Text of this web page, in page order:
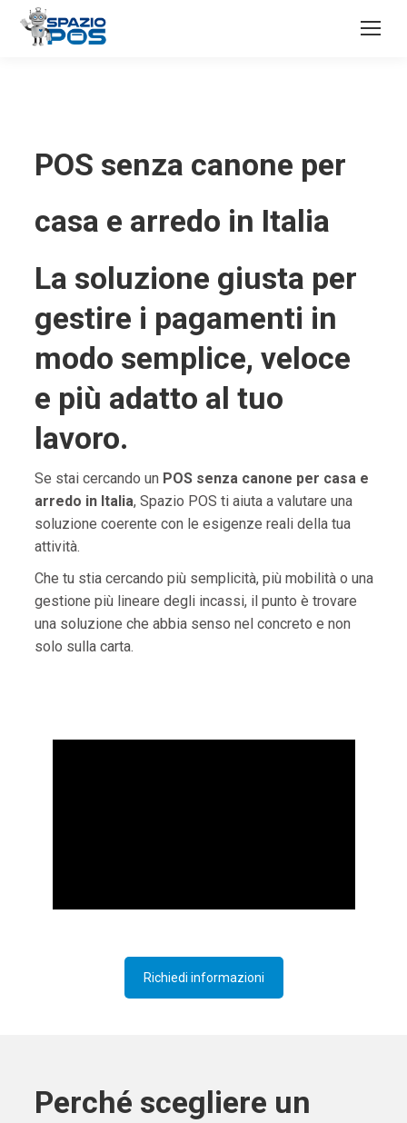
POS senza canone per
casa e arredo in Italia
La soluzione giusta per
gestire i pagamenti in
modo semplice, veloce
e più adatto al tuo
lavoro.
Se stai cercando un POS senza canone per casa e
arredo in Italia, Spazio POS ti aiuta a valutare una
soluzione coerente con le esigenze reali della tua
attività.
Che tu stia cercando più semplicità, più mobilità o una
gestione più lineare degli incassi, il punto è trovare
una soluzione che abbia senso nel concreto e non
solo sulla carta.
Richiedi informazioni
Perché scegliere un